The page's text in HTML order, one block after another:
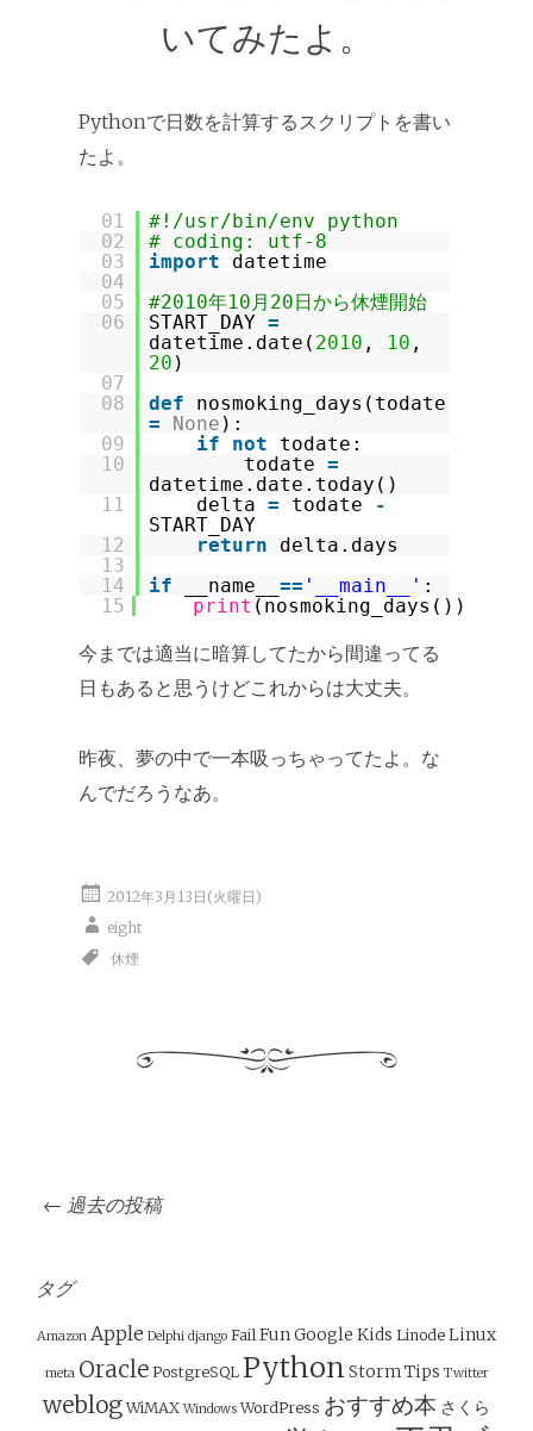
いてみたよ。
Pythonで日数を計算するスクリプトを書い
たよ。
01
#!/usr/bin/env python
02
# coding: utf-8
03
import
datetime
04
05
#2010年10月20日から休煙開始
06
START_DAY =
datetime.date( 2010 , 10 ,
20 )
07
08
def
nosmoking_days(todate
=
None ):
09
if not
todate:
10
todate =
datetime.date.today()
11
delta = todate
-
START_DAY
12
return
delta.days
13
14
if __name__ == '__main__' :
15
print (nosmoking_days())
今までは適当に暗算してたから間違ってる
日もあると思うけどこれからは大丈夫。
昨夜、夢の中で一本吸っちゃってたよ。な
んでだろうなあ。
2012年3月13日(火曜日)
eight
休煙
投
稿
ナ
ビ
ゲ
ー
シ
← 過去の投稿
タグ
Amazon Apple Delphi django Fail FunGoogle Kids Linode Linux
meta Oracle PostgreSQL Python StormTips Twitter
weblog WiMAX Windows WordPress おすすめ本 さくら